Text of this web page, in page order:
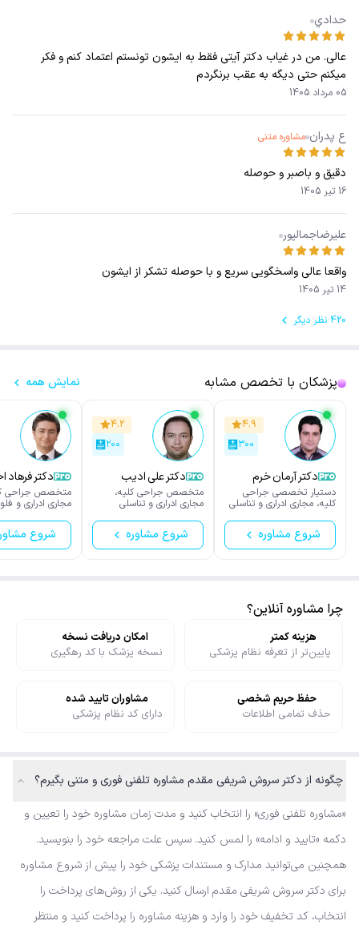
حدادي
عالی. من در غیاب دکتر آیتی فقط به ایشون تونستم اعتماد کنم و فکر
میکنم حتی دیگه به عقب برنگردم
05 مرداد 1405
ع پدران مشاوره متنی
دقیق و باصبر و حوصله
16 تیر 1405
علیرضاجمالپور
واقعا عالی واسخگویی سریع و با حوصله تشکر از ایشون
14 تیر 1405
420 نظر دیگر
پزشکان با تخصص مشابه نمایش همه
۴.۹
۳۰۰
دکتر آرمان خرم
دستیار تخصصی جراحی
کلیه، مجاری ادراری و تناسلی
شروع مشاوره
۴.۲
۲۰۰
دکتر علی ادیب
متخصص جراحی کلیه،
مجاری ادراری و تناسلی
شروع مشاوره
دکتر
متخصص جراحی
مجاری ادراری و
شروع
چرا مشاوره آنلاین؟
هزینه کمتر
پایین‌تر از تعرفه نظام پزشکی
امکان دریافت نسخه
نسخه پزشک با کد رهگیری
حفظ حریم شخصی
حذف تمامی اطلاعات
مشاوران تایید شده
دارای کد نظام پزشکی
چگونه از دکتر سروش شریفی مقدم مشاوره تلفنی فوری و متنی بگیرم؟
«مشاوره تلفنی فوری» را انتخاب کنید و مدت زمان مشاوره خود را تعیین و
دکمه «تایید و ادامه» را لمس کنید. سپس علت مراجعه خود را بنویسید.
همچنین می‌توانید مدارک و مستندات پزشکی خود را پیش از شروع مشاوره
برای دکتر سروش شریفی مقدم ارسال کنید. یکی از روش‌های پرداخت را
انتخاب، کد تخفیف خود را وارد و هزینه مشاوره را پرداخت کنید و منتظر